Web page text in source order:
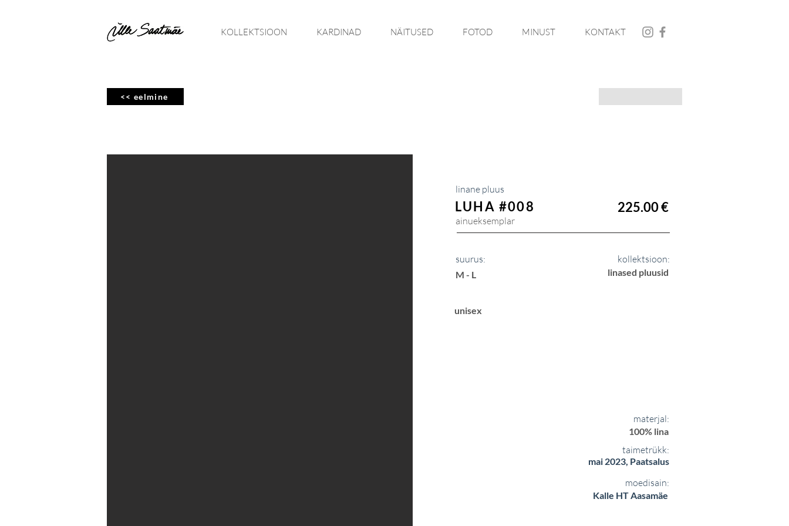
KOLLEKTSIOON KARDINAD NÄITUSED FOTOD MINUST KONTAKT
<< eelmine
linane pluus
LUHA #008 225.00 €
ainueksemplar
suurus:
M - L linased pluusid
kollektsioon:
unisex
materjal:
100% lina
taimetrükk:
mai 2023, Paatsalus
moedisain:
Kalle HT Aasamäe